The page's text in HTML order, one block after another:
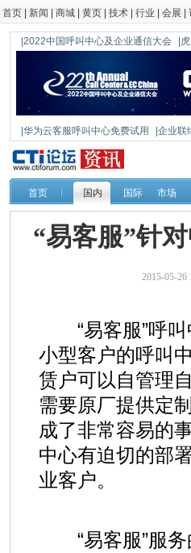
首页 新闻 商城 黄页 技术 行业 会展
|2022中国呼叫中心及企业通信大会 |
|华为云客服呼叫中心免费试用 |企业
|鼎信通达新一代语音网关DAG1000-4S
首页 国内 国际 市场
“易客服”针
2015-05-
“易客服”呼叫
小型客户的呼叫
赁户可以自管理
需要原厂提供定
成了非常容易的
中心有迫切的部
业客户。
“易客服”服务